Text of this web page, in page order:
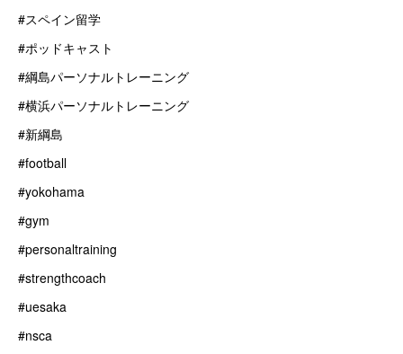
#スペイン留学
#ポッドキャスト
#綱島パーソナルトレーニング
#横浜パーソナルトレーニング
#新綱島
#football
#yokohama
#gym
#personaltraining
#strengthcoach
#uesaka
#nsca